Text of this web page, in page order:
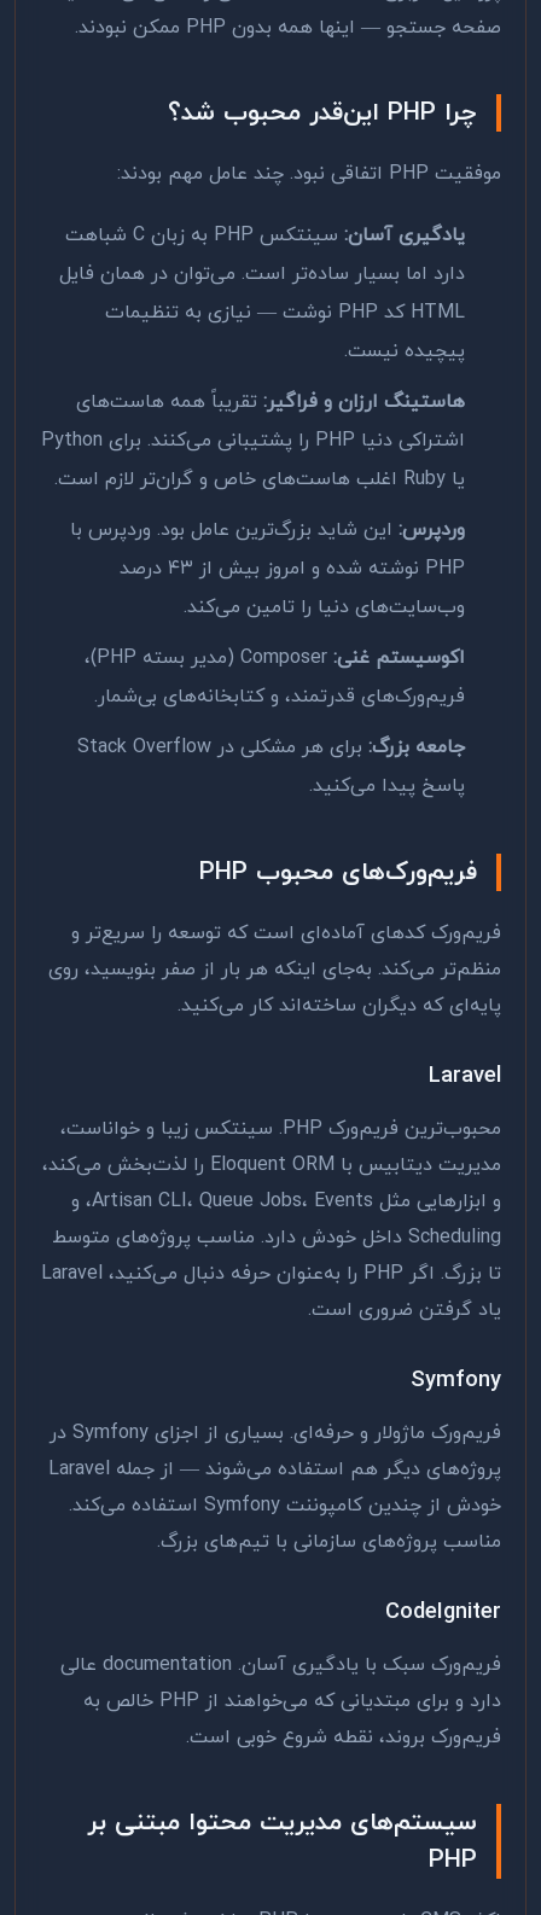
صفحه جستجو — اینها همه بدون PHP ممکن نبودند.
چرا PHP این‌قدر محبوب شد؟
موفقیت PHP اتفاقی نبود. چند عامل مهم بودند:
یادگیری آسان:
سینتکس PHP به زبان C شباهت
دارد اما بسیار ساده‌تر است. می‌توان در همان فایل
HTML کد PHP نوشت — نیازی به تنظیمات
پیچیده نیست.
هاستینگ ارزان و فراگیر: تقریباً همه هاست‌های
اشتراکی دنیا PHP را پشتیبانی می‌کنند. برای Python
یا Ruby اغلب هاست‌های خاص و گران‌تر لازم است.
وردپرس: این شاید بزرگ‌ترین عامل بود. وردپرس با
PHP نوشته شده و امروز بیش از ۴۳ درصد
وب‌سایت‌های دنیا را تامین می‌کند.
اکوسیستم غنی:
Composer (مدیر بسته PHP)،
فریم‌ورک‌های قدرتمند، و کتابخانه‌های بی‌شمار.
جامعه بزرگ:
برای هر مشکلی در Stack Overflow
پاسخ پیدا می‌کنید.
فریم‌ورک‌های محبوب PHP
فریم‌ورک کدهای آماده‌ای است که توسعه را سریع‌تر و
منظم‌تر می‌کند. به‌جای اینکه هر بار از صفر بنویسید، روی
پایه‌ای که دیگران ساخته‌اند کار می‌کنید.
Laravel
محبوب‌ترین فریم‌ورک PHP. سینتکس زیبا و خواناست،
مدیریت دیتابیس با Eloquent ORM را لذت‌بخش می‌کند،
و ابزارهایی مثل Artisan CLI، Queue Jobs، Events، و
Scheduling داخل خودش دارد. مناسب پروژه‌های متوسط
تا بزرگ. اگر PHP را به‌عنوان حرفه دنبال می‌کنید، Laravel
یاد گرفتن ضروری است.
Symfony
فریم‌ورک ماژولار و حرفه‌ای. بسیاری از اجزای Symfony در
پروژه‌های دیگر هم استفاده می‌شوند — از جمله Laravel
خودش از چندین کامپوننت Symfony استفاده می‌کند.
مناسب پروژه‌های سازمانی با تیم‌های بزرگ.
CodeIgniter
فریم‌ورک سبک با یادگیری آسان. documentation عالی
دارد و برای مبتدیانی که می‌خواهند از PHP خالص به
فریم‌ورک بروند، نقطه شروع خوبی است.
سیستم‌های مدیریت محتوا مبتنی بر
PHP